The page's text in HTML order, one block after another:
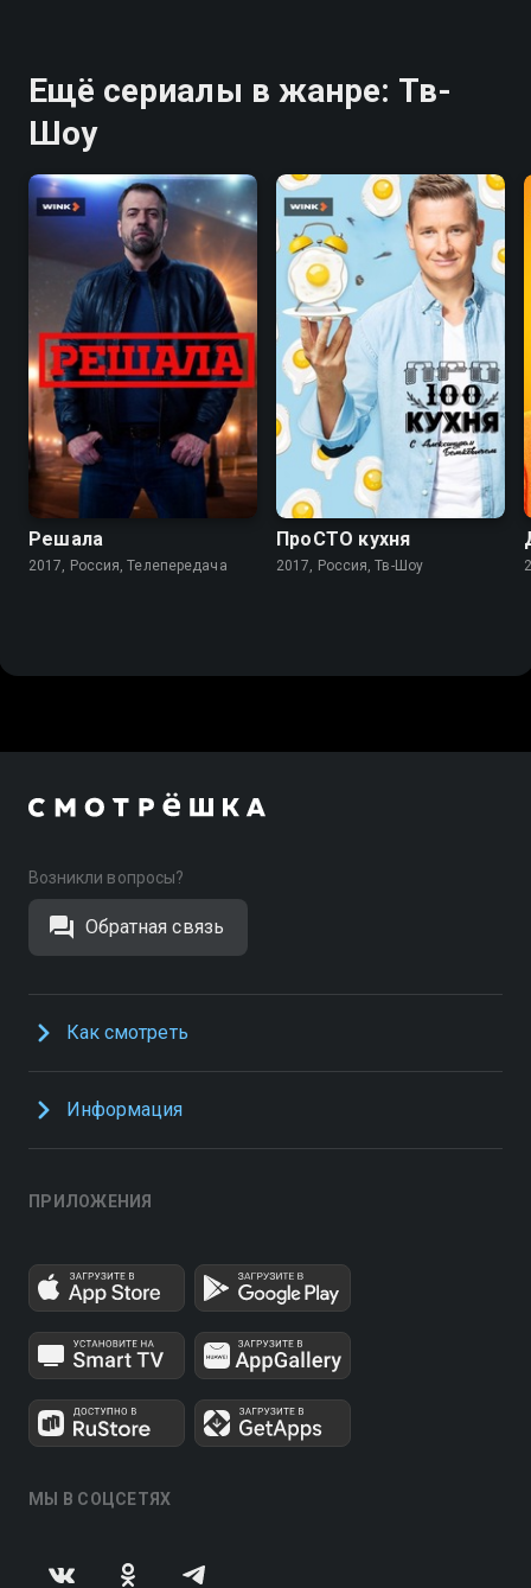
Ещё сериалы в жанре: Тв-
Шоу
7.5
Решала
2017, Россия, Телепередача
8.5
ПроСТО кухня
2017, Россия, Тв-Шоу
Возникли вопросы?
Обратная связь
Как смотреть
Информация
ПРИЛОЖЕНИЯ
МЫ В СОЦСЕТЯХ